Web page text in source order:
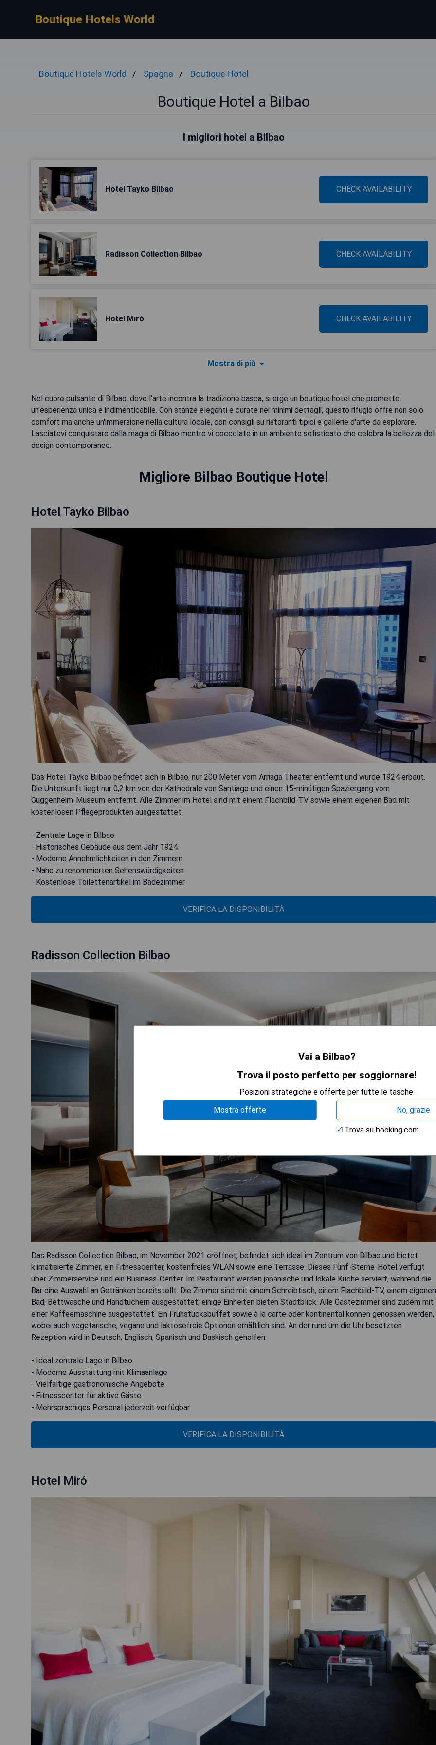
Boutique Hotels World
Boutique Hotels World Spagna Boutique Hotel
Boutique Hotel a Bilbao
I migliori hotel a Bilbao
Hotel Tayko Bilbao CHECK AVAILABILITY
Radisson Collection Bilbao CHECK AVAILABILITY
Hotel Miró CHECK AVAILABILITY
Mostra di più
Nel cuore pulsante di Bilbao, dove l'arte incontra la tradizione basca, si erge un boutique hotel che promette
un'esperienza unica e indimenticabile. Con stanze eleganti e curate nei minimi dettagli, questo rifugio offre non solo
comfort ma anche un'immersione nella cultura locale, con consigli su ristoranti tipici e gallerie d'arte da esplorare.
Lasciatevi conquistare dalla magia di Bilbao mentre vi coccolate in un ambiente sofisticato che celebra la bellezza del
design contemporaneo.
Migliore Bilbao Boutique Hotel
Hotel Tayko Bilbao
Das Hotel Tayko Bilbao befindet sich in Bilbao, nur 200 Meter vom Arriaga Theater entfernt und wurde 1924 erbaut.
Die Unterkunft liegt nur 0,2 km von der Kathedrale von Santiago und einen 15-minütigen Spaziergang vom
Guggenheim-Museum entfernt. Alle Zimmer im Hotel sind mit einem Flachbild-TV sowie einem eigenen Bad mit
kostenlosen Pflegeprodukten ausgestattet.
- Zentrale Lage in Bilbao
- Historisches Gebäude aus dem Jahr 1924
- Moderne Annehmlichkeiten in den Zimmern
- Nahe zu renommierten Sehenswürdigkeiten
- Kostenlose Toilettenartikel im Badezimmer
VERIFICA LA DISPONIBILITÀ
Radisson Collection Bilbao
Das Radisson Collection Bilbao, im November 2021 eröffnet, befindet sich ideal im Zentrum von Bilbao und bietet
klimatisierte Zimmer, ein Fitnesscenter, kostenfreies WLAN sowie eine Terrasse. Dieses Fünf-Sterne-Hotel verfügt
über Zimmerservice und ein Business-Center. Im Restaurant werden japanische und lokale Küche serviert, während die
Bar eine Auswahl an Getränken bereitstellt. Die Zimmer sind mit einem Schreibtisch, einem Flachbild-TV, einem eigenen
Bad, Bettwäsche und Handtüchern ausgestattet; einige Einheiten bieten Stadtblick. Alle Gästezimmer sind zudem mit
einer Kaffeemaschine ausgestattet. Ein Frühstücksbuffet sowie à la carte oder kontinental können genossen werden,
wobei auch vegetarische, vegane und laktosefreie Optionen erhältlich sind. An der rund um die Uhr besetzten
Rezeption wird in Deutsch, Englisch, Spanisch und Baskisch geholfen.
- Ideal zentrale Lage in Bilbao
- Moderne Ausstattung mit Klimaanlage
- Vielfältige gastronomische Angebote
- Fitnesscenter für aktive Gäste
- Mehrsprachiges Personal jederzeit verfügbar
VERIFICA LA DISPONIBILITÀ
Hotel Miró
Vai a Bilbao?
Trova il posto perfetto per soggiornare!
Posizioni strategiche e offerte per tutte le tasche.
Mostra offerte
No, grazie
Trova su booking.com